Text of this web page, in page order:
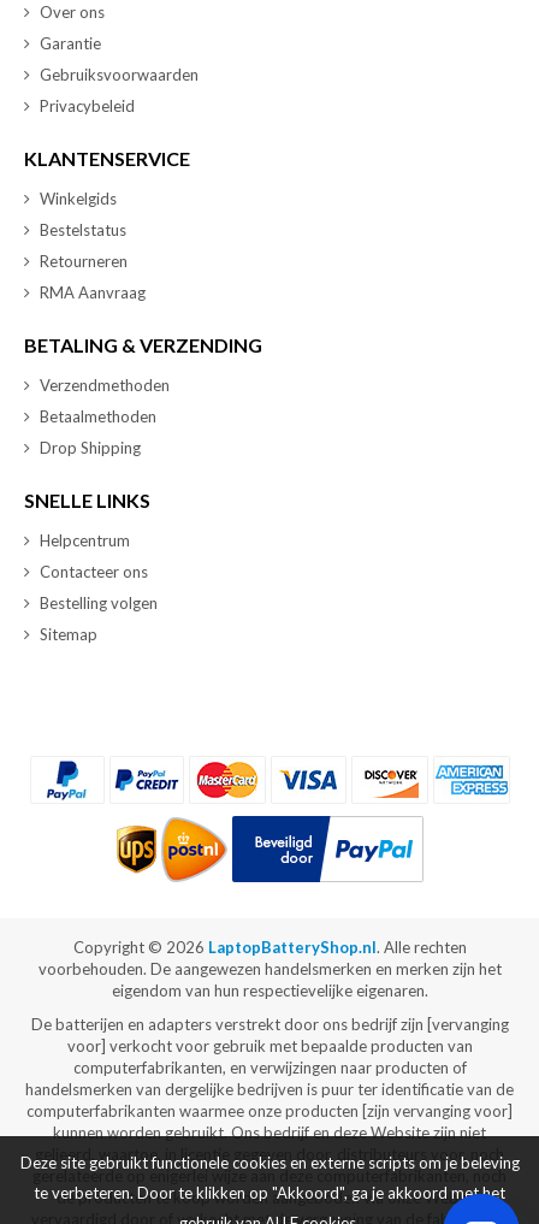
Over ons
Garantie
Gebruiksvoorwaarden
Privacybeleid
KLANTENSERVICE
Winkelgids
Bestelstatus
Retourneren
RMA Aanvraag
BETALING & VERZENDING
Verzendmethoden
Betaalmethoden
Drop Shipping
SNELLE LINKS
Helpcentrum
Contacteer ons
Bestelling volgen
Sitemap
Copyright © 2026 LaptopBatteryShop.nl. Alle rechten
voorbehouden. De aangewezen handelsmerken en merken zijn het
eigendom van hun respectievelijke eigenaren.
De batterijen en adapters verstrekt door ons bedrijf zijn [vervanging
voor] verkocht voor gebruik met bepaalde producten van
computerfabrikanten, en verwijzingen naar producten of
handelsmerken van dergelijke bedrijven is puur ter identificatie van de
computerfabrikanten waarmee onze producten [zijn vervanging voor]
kunnen worden gebruikt. Ons bedrijf en deze Website zijn niet
gelieerd, waartoe, in licentie gegeven door, distributeurs voor, noch
gerelateerde op enigerlei wijze aan deze computerfabrikanten, noch
de producten te koop worden aangeboden via onze Website
vervaardigd door of verkocht met de vergunning van de fabrikanten
Deze site gebruikt functionele cookies en externe scripts om je beleving
te verbeteren. Door te klikken op "Akkoord", ga je akkoord met het